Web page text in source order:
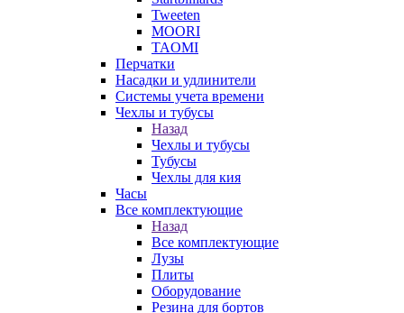
Tweeten
MOORI
TAOMI
Перчатки
Насадки и удлинители
Системы учета времени
Чехлы и тубусы
Назад
Чехлы и тубусы
Тубусы
Чехлы для кия
Часы
Все комплектующие
Назад
Все комплектующие
Лузы
Плиты
Оборудование
Резина для бортов